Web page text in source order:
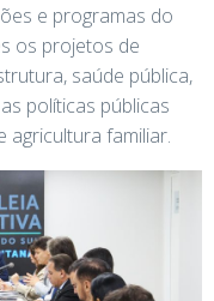
e programas do
os projetos de
saúde pública,
políticas públicas
agricultura familiar.